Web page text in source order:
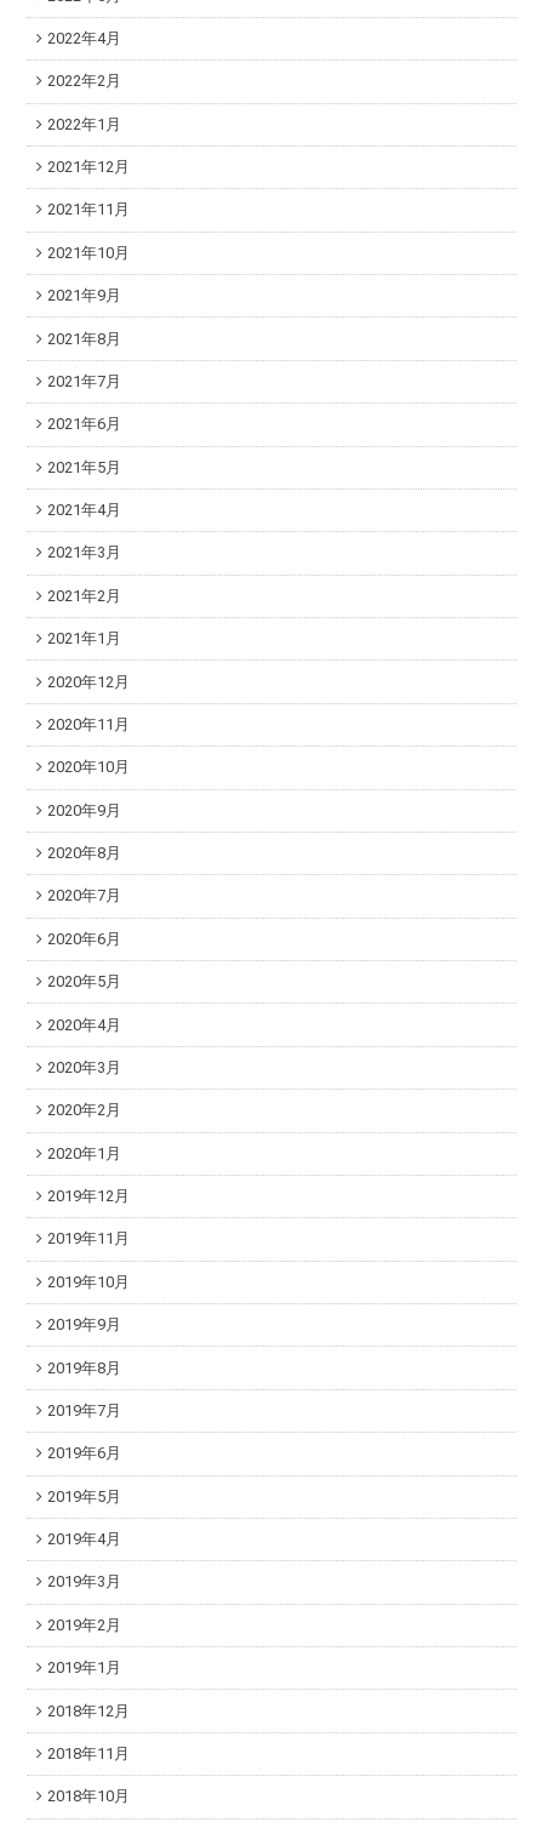
2022年4月
2022年2月
2022年1月
2021年12月
2021年11月
2021年10月
2021年9月
2021年8月
2021年7月
2021年6月
2021年5月
2021年4月
2021年3月
2021年2月
2021年1月
2020年12月
2020年11月
2020年10月
2020年9月
2020年8月
2020年7月
2020年6月
2020年5月
2020年4月
2020年3月
2020年2月
2020年1月
2019年12月
2019年11月
2019年10月
2019年9月
2019年8月
2019年7月
2019年6月
2019年5月
2019年4月
2019年3月
2019年2月
2019年1月
2018年12月
2018年11月
2018年10月